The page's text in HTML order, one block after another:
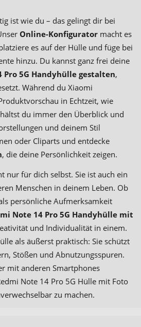
ist wie du – das gelingt dir bei
Online-Konfiguratormacht es
es auf der Hülle und füge bei
hinzu. Du kannst ganz frei deine
Pro 5G Handyhülle gestalten,
Während du Xiaomi
in Echtzeit, wie
du immer den Überblick und
und deinem Stil
oder Cliparts und entdecke
, die deine Persönlichkeit zeigen.
nur für dich selbst. Sie ist auch ein
Menschen in deinem Leben. Ob
persönliche Aufmerksamkeit
Note 14 Pro 5G Handyhülle mit
und Individualität in einem.
als äußerst praktisch: Sie schützt
Stößen und Abnutzungsspuren.
mit anderen Smartphones
Note 14 Pro 5G Hülle mit Foto
zu machen.